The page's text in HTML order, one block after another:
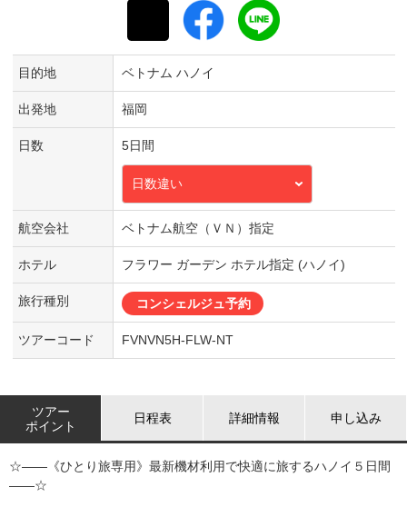
目的地 ベトナム ハノイ
出発地 福岡
日数 5日間
日数違い
航空会社 ベトナム航空（ＶＮ）指定
ホテル フラワー ガーデン ホテル指定 (ハノイ)
旅行種別 コンシェルジュ予約
ツアーコード FVNVN5H-FLW-NT
ツアー
ポイント
日程表 詳細情報 申し込み
☆――《ひとり旅専用》最新機材利用で快適に旅するハノイ５日間
――☆